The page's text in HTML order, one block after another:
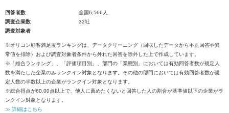
回答者数
全国6,566人
調査企業数
32社
調査対象者
※オリコン顧客満足度ランキングは、データクリーニング（回収したデータから不正回答や異
常値を排除）および調査対象者条件から外れた回答を除外した上で作成しています。
※「総合ランキング」、「評価項目別」、部門の「業態別」においては有効回答者数が規定人
数を満たした企業のみランクイン対象となります。その他の部門においては有効回答者数が規
定人数の半数以上の企業がランクイン対象となります。
※総合得点が60.00点以上で、他人に薦めたくないと回答した人の割合が基準値以下の企業がラ
ンクイン対象となります。
≫ 詳細はこちら